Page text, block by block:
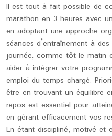
Il est tout à fait possible de
marathon en 3 heures avec
en adoptant une approche
séances d’entraînement à
journée, comme tôt le matin
aider à intégrer votre
emploi du temps chargé.
être en trouvant un équilibre
repos est essentiel pour
en gérant efficacement vos
En étant discipliné, motivé et